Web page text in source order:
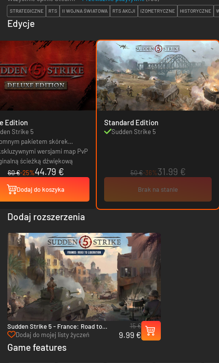
STRATEGICZNE RTS II WOJNA ŚWIATOWA RTS AKCJI IZOMETRYCZNE HISTORYCZNE
Edycje
Edition
Strike 5
pakietem skórek
dla pojazdów
wersjami map PvP
ścieżką dźwiękową
60 €-25%44.79 €
Dodaj do koszyka
Standard Edition
Sudden Strike 5
50 €-36%31.99 €
Brak na stanie
Dodaj rozszerzenia
Sudden Strike 5 - France: Road to
Liberation - PC (Steam)
Dodaj do mojej listy życzeń
15 €
9.99 €
Game features